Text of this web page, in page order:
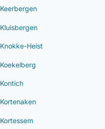
Keerbergen
Kluisbergen
Knokke-Heist
Koekelberg
Kontich
Kortenaken
Kortessem